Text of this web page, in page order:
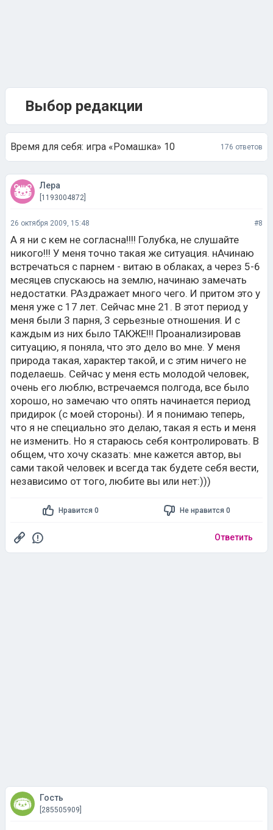
Выбор редакции
Время для себя: игра «Ромашка» 10 176 ответов
Лера
[1193004872]
26 октября 2009, 15:48 #8
А я ни с кем не согласна!!!! Голубка, не слушайте
никого!!! У меня точно такая же ситуация. нАчинаю
встречаться с парнем - витаю в облаках, а через 5-6
месяцев спускаюсь на землю, начинаю замечать
недостатки. РАздражает много чего. И притом это у
меня уже с 17 лет. Сейчас мне 21. В этот период у
меня были 3 парня, 3 серьезные отношения. И с
каждым из них было ТАКЖЕ!!! Проанализировав
ситуацию, я поняла, что это дело во мне. У меня
природа такая, характер такой, и с этим ничего не
поделаешь. Сейчас у меня есть молодой человек,
очень его люблю, встречаемся полгода, все было
хорошо, но замечаю что опять начинается период
придирок (с моей стороны). И я понимаю теперь,
что я не специально это делаю, такая я есть и меня
не изменить. Но я стараюсь себя контролировать. В
общем, что хочу сказать: мне кажется автор, вы
сами такой человек и всегда так будете себя вести,
независимо от того, любите вы или нет:)))
Нравится 0 Не нравится 0
Ответить
Гость
[285505909]